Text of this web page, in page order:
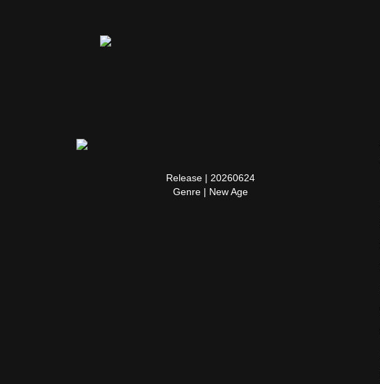
Release | 20260624
Genre | New Age